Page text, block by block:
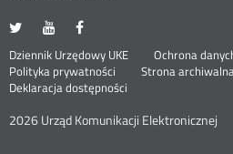
UKE
portalu
Twitter
Otwórz
nowym
oknie
UKE
portalu
Youtube
Otwórz
nowym
oknie
portalu
Facebook
nowym
oknie
Stopka
menu
Dziennik Urzędowy UKE Otwórz
Ochrona
Polityka prywatności
Otwórz
w
oknie
Strona
Deklaracja dostępności
2026 Urząd Komunikacji Elektronicznej